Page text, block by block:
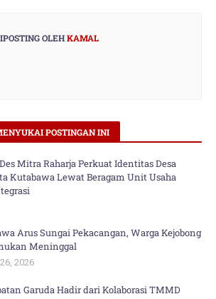
OLEHKAMAL
POSTINGAN INI
Mitra Raharja Perkuat Identitas Desa
Kutabawa Lewat Beragam Unit Usaha
Arus Sungai Pekacangan, Warga Kejobong
Meninggal
2026
Garuda Hadir dari Kolaborasi TMMD